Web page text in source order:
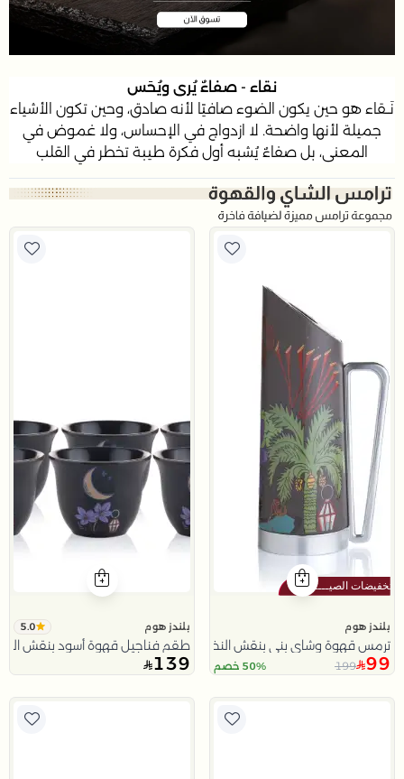
نقاء - ﺻﻔﺎءٌ ﻳُﺮى وﻳُﺤَﺲ
ﻧَــﻘﺎء ﻫﻮ ﺣﻴﻦ ﻳﻜﻮن اﻟﻀﻮء ﺻﺎﻓﻴًﺎ ﻷﻧﻪ ﺻﺎدق، وﺣﻴﻦ ﺗﻜﻮن اﻷﺷﻴﺎء
ﺟﻤﻴﻠﺔ ﻷﻧﻬﺎ واﺿﺤﺔ. ﻻ ازدواج ﻓﻲ اﻹﺣﺴﺎس، وﻻ ﻏﻤﻮض ﻓﻲ
اﻟﻤﻌﻨﻰ، ﺑﻞ ﺻﻔﺎءٌ ﻳُﺸﺒﻪ أول ﻓﻜﺮة ﻃﻴﺒﺔ ﺗﺨﻄﺮ ﻓﻲ اﻟﻘﻠﺐ
بلندز هوم
ترمس قهوة وشاي بني بنقش النخلة 0.8 لتر من نقاء
99
199 50% خصم
بلندز هوم 5.0
طقم فناجيل قهوة أسود بنقش
139